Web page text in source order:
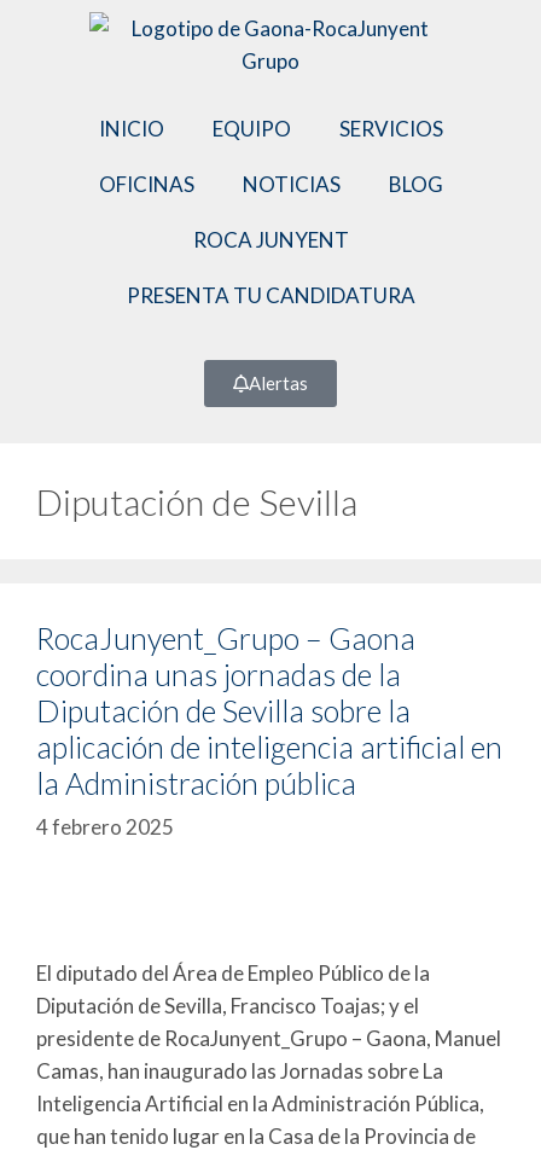
INICIO EQUIPO SERVICIOS
OFICINAS NOTICIAS BLOG
ROCA JUNYENT
PRESENTA TU CANDIDATURA
Alertas
Diputación de Sevilla
RocaJunyent_Grupo – Gaona
coordina unas jornadas de la
Diputación de Sevilla sobre la
aplicación de inteligencia artificial en
la Administración pública
4 febrero 2025
El diputado del Área de Empleo Público de la
Diputación de Sevilla, Francisco Toajas; y el
presidente de RocaJunyent_Grupo – Gaona, Manuel
Camas, han inaugurado las Jornadas sobre La
Inteligencia Artificial en la Administración Pública,
que han tenido lugar en la Casa de la Provincia de